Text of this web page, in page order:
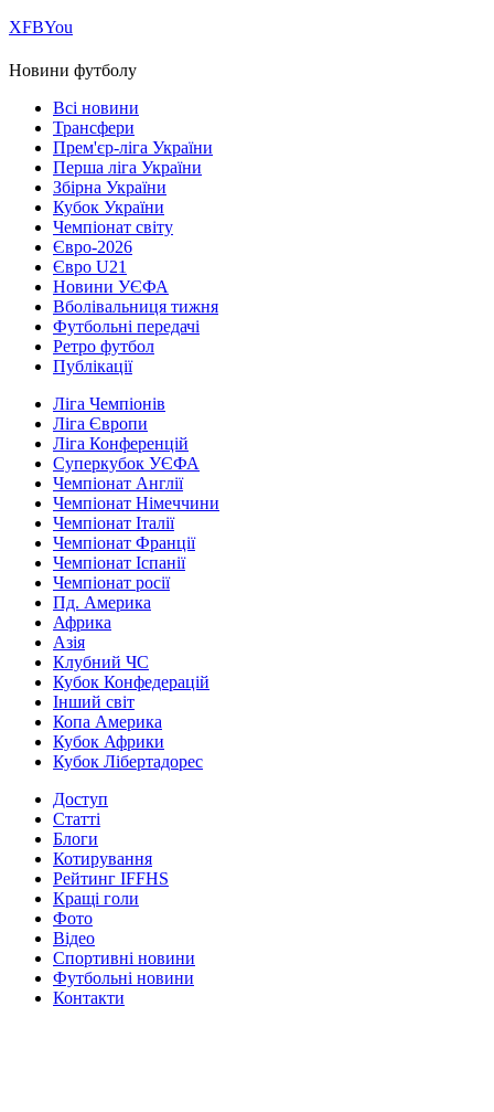
ХFBYou
Новини футболу
Всі новини
Трансфери
Прем'єр-ліга України
Перша ліга України
Збірна України
Кубок України
Чемпіонат світу
Євро-2026
Євро U21
Новини УЄФА
Вболівальниця тижня
Футбольні передачі
Ретро футбол
Публікації
Ліга Чемпіонів
Ліга Європи
Ліга Конференцій
Суперкубок УЄФА
Чемпіонат Англії
Чемпіонат Німеччини
Чемпіонат Італії
Чемпіонат Франції
Чемпіонат Іспанії
Чемпіонат росії
Пд. Америка
Африка
Азія
Клубний ЧС
Кубок Конфедерацій
Інший світ
Копа Америка
Кубок Африки
Кубок Лібертадорес
Доступ
Статті
Блоги
Котирування
Рейтинг IFFHS
Кращі голи
Фото
Відео
Спортивні новини
Футбольні новини
Контакти